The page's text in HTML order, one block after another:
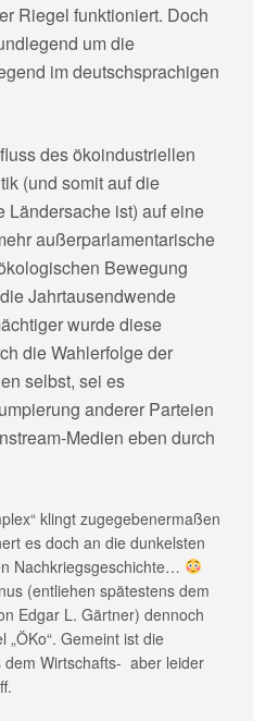
Riegel funktioniert. Doch
um die
im deutschsprachigen
des ökoindustriellen
(und somit auf die
Ländersache ist) auf eine
außerparlamentarische
Bewegung
Jahrtausendwende
wurde diese
die Wahlerfolge der
selbst, sei es
anderer Parteien
Medien eben durch
klingt zugegebenermaßen
es doch an die dunkelsten
Nachkriegsgeschichte…
(entliehen spätestens dem
Edgar L. Gärtner) dennoch
Gemeint ist die
Wirtschafts- aber leider